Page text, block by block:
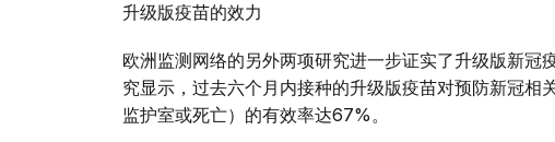
升级版疫苗的效力
欧洲监测网络的另外两项研究进一步证实了升级版新
究显示，过去六个月内接种的升级版疫苗对预防新冠
监护室或死亡）的有效率达67%。